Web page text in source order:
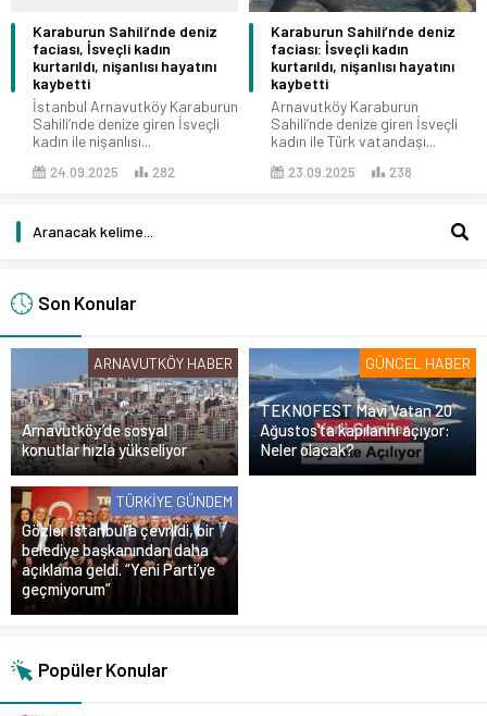
Karaburun Sahili’nde deniz
faciası, İsveçli kadın
kurtarıldı, nişanlısı hayatını
kaybetti
İstanbul Arnavutköy Karaburun
Sahili’nde denize giren İsveçli
kadın ile nişanlısı...
24.09.2025 282
Karaburun Sahili’nde deniz
faciası: İsveçli kadın
kurtarıldı, nişanlısı hayatını
kaybetti
Arnavutköy Karaburun
Sahili’nde denize giren İsveçli
kadın ile Türk vatandaşı...
23.09.2025 238
Son Konular
ARNAVUTKÖY HABER
Arnavutköy’de sosyal
konutlar hızla yükseliyor
GÜNCEL HABER
TEKNOFEST Mavi Vatan 20
Ağustos’ta kapılarını açıyor:
Neler olacak?
TÜRKIYE GÜNDEM
Gözler İstanbul’a çevrildi, bir
belediye başkanından daha
açıklama geldi. “Yeni Parti’ye
geçmiyorum”
Popüler Konular